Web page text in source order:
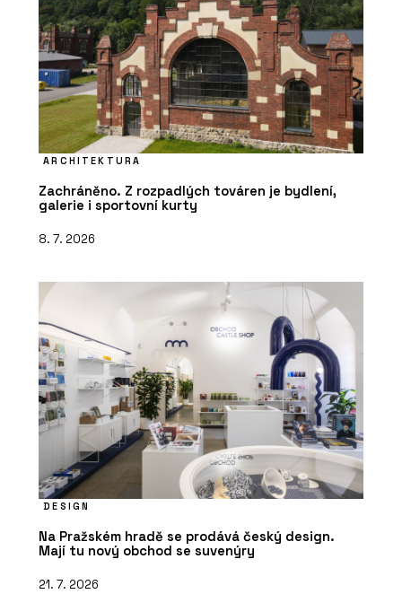
ARCHITEKTURA
Zachráněno. Z rozpadlých továren je bydlení,
galerie i sportovní kurty
8. 7. 2026
DESIGN
Na Pražském hradě se prodává český design.
Mají tu nový obchod se suvenýry
21. 7. 2026